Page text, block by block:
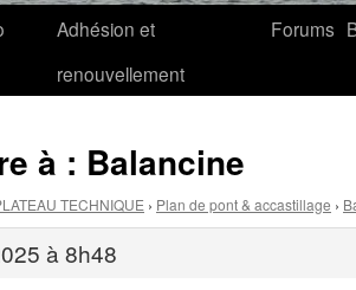
Adhésion et
renouvellement
Forums
à : Balancine
TECHNIQUE › Plan de pont & accastillage ›
à 8h48